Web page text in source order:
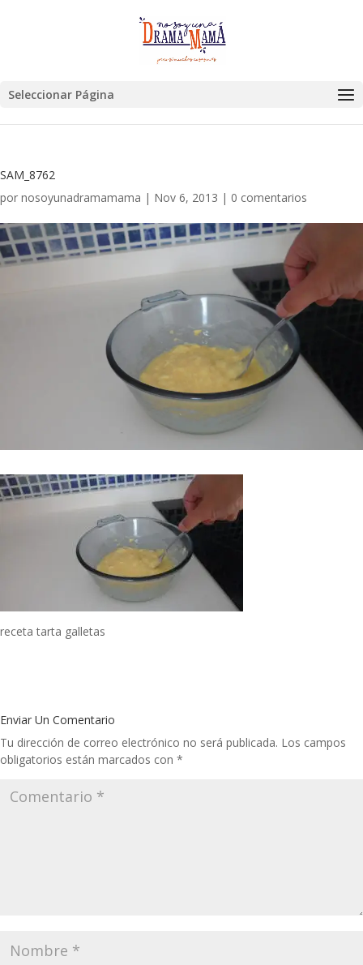
Seleccionar Página
SAM_8762
por nosoyunadramamama | Nov 6, 2013 | 0 comentarios
receta tarta galletas
Enviar Un Comentario
Tu dirección de correo electrónico no será publicada. Los campos
obligatorios están marcados con *